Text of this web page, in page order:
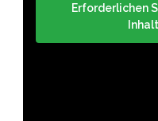
Erforderlichen